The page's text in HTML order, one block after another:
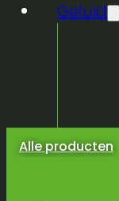
Geluid
Alle producten